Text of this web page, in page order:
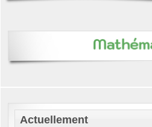
Actuellement